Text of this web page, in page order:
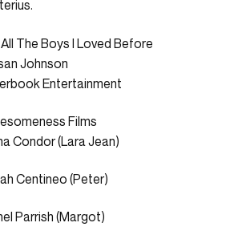
The Boys I Loved Before
Johnson
Entertainment
Films
Condor (Lara Jean)
Centineo (Peter)
Parrish (Margot)